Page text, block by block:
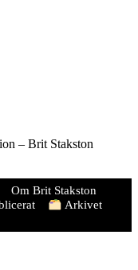
– Brit Stakston
Om Brit Stakston
Arkivet